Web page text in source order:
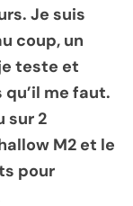
Je suis
coup, un
teste et
me faut.
sur 2
M2 et le
pour